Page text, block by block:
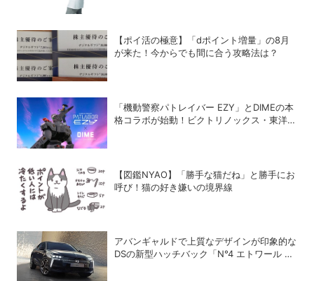
【ポイ活の極意】「dポイント増量」の8月
が来た！今からでも間に合う攻略法は？
「機動警察パトレイバー EZY」とDIMEの本
格コラボが始動！ビクトリノックス・東洋ス
【図鑑NYAO】「勝手な猫だね」と勝手にお
呼び！猫の好き嫌いの境界線
アバンギャルドで上質なデザインが印象的な
DSの新型ハッチバック「N°4 エトワール ハ